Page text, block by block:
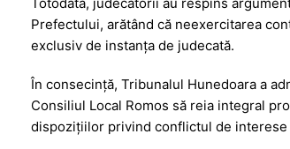
Prefectului, arătând că neexercitarea
exclusiv de instanța de judecată.
În consecință, Tribunalul Hunedoara a
Consiliul Local Romos să reia integral
dispozițiilor privind conflictul de interese